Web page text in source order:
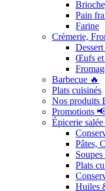
Pain
Farine
Crèmerie,
Œufs
Barbecue 🔥
Plats cuisinés
Nos produits
Promotions
Épicerie
Pâtes,
Plats
Huiles